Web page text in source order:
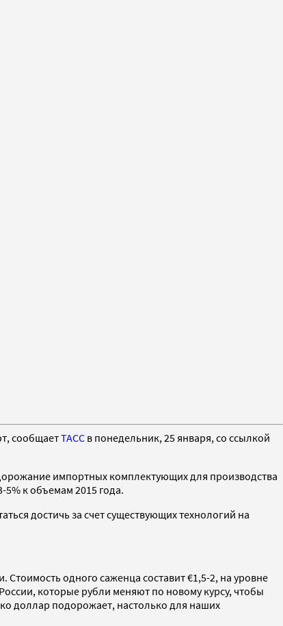
сообщаетТАСС в понедельник, 25 января, со ссылкой
импортных комплектующих для производства
к объемам 2015 года.
достичь за счет существующих технологий на
одного саженца составит €1,5-2, на уровне
которые рубли меняют по новому курсу, чтобы
доллар подорожает, настолько для наших